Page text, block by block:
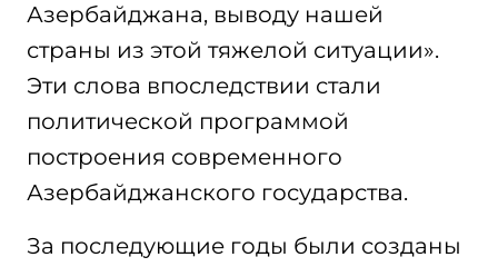
Азербайджана, выводу нашей
страны из этой тяжелой ситуации».
Эти слова впоследствии стали
политической программой
построения современного
Азербайджанского государства.
За последующие годы были созданы